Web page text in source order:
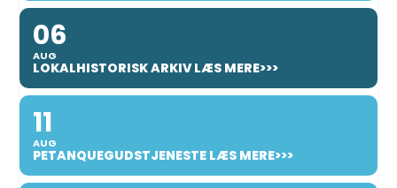
06
AUG
LOKALHISTORISK ARKIV LÆS MERE>>>
11
AUG
PETANQUEGUDSTJENESTE LÆS MERE>>>